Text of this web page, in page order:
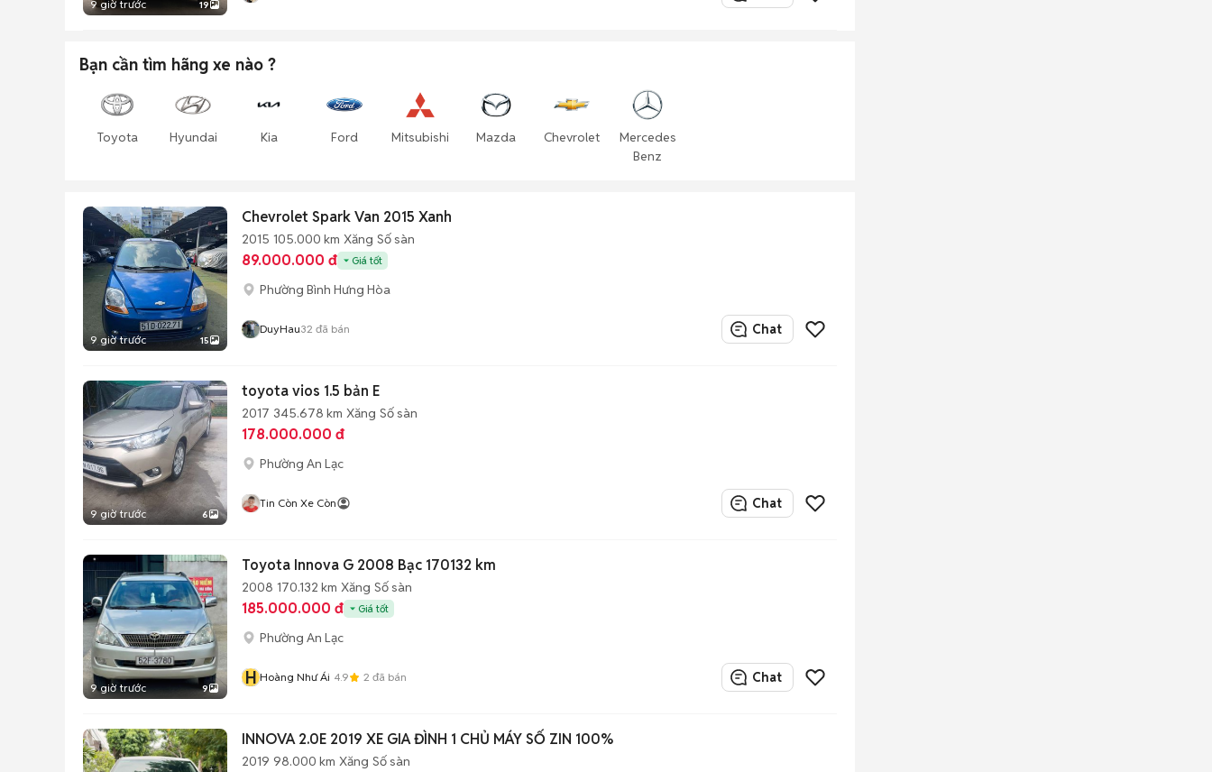
9 giờ trước 19
Bạn cần tìm hãng xe nào ?
Toyota Hyundai Kia Ford Mitsubishi Mazda Chevrolet
Mercedes
Benz
9 giờ trước 15
Chevrolet Spark Van 2015 Xanh
2015 105.000 km Xăng Số sàn
89.000.000 đ Giá tốt
Phường Bình Hưng Hòa
DuyHau32 đã bán Chat
9 giờ trước 6
toyota vios 1.5 bản E
2017 345.678 km Xăng Số sàn
178.000.000 đ
Phường An Lạc
Tin Còn Xe Còn Chat
9 giờ trước 9
Toyota Innova G 2008 Bạc 170132 km
2008 170.132 km Xăng Số sàn
185.000.000 đ Giá tốt
Phường An Lạc
H Hoàng Như Ái 4.9 2 đã bán Chat
INNOVA 2.0E 2019 XE GIA ĐÌNH 1 CHỦ MÁY SỐ ZIN 100%
2019 98.000 km Xăng Số sàn